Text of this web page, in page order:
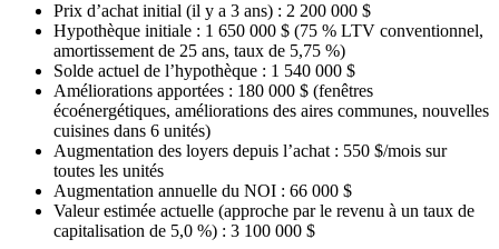
Prix d’achat initial (il y a 3 ans) : 2 200 000 $
Hypothèque initiale : 1 650 000 $ (75 % LTV conventionnel,
amortissement de 25 ans, taux de 5,75 %)
Solde actuel de l’hypothèque : 1 540 000 $
Améliorations apportées : 180 000 $ (fenêtres
écoénergétiques, améliorations des aires communes, nouvelles
cuisines dans 6 unités)
Augmentation des loyers depuis l’achat : 550 $/mois sur
toutes les unités
Augmentation annuelle du NOI : 66 000 $
Valeur estimée actuelle (approche par le revenu à un taux de
capitalisation de 5,0 %) : 3 100 000 $